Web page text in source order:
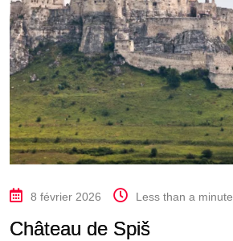
8 février 2026 Less than a minute
Château de Spiš